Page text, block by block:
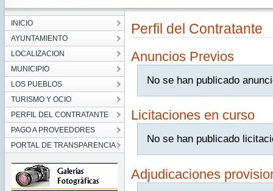
INICIO
AYUNTAMIENTO
LOCALIZACION
MUNICIPIO
LOS PUEBLOS
TURISMO Y OCIO
PERFIL DEL CONTRATANTE
PAGO A PROVEEDORES
PORTAL DE TRANSPARENCIA
Perfil del Contratante
Anuncios Previos
No se han publicado
Licitaciones en curso
No se han publicado
Adjudicaciones